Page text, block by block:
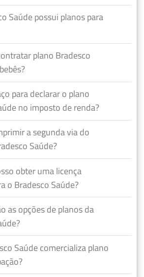
Saúde possui planos para
plano Bradesco
para declarar o plano
no imposto de renda?
a segunda via do
Saúde?
obter uma licença
o Bradesco Saúde?
as opções de planos da
Saúde comercializa plano